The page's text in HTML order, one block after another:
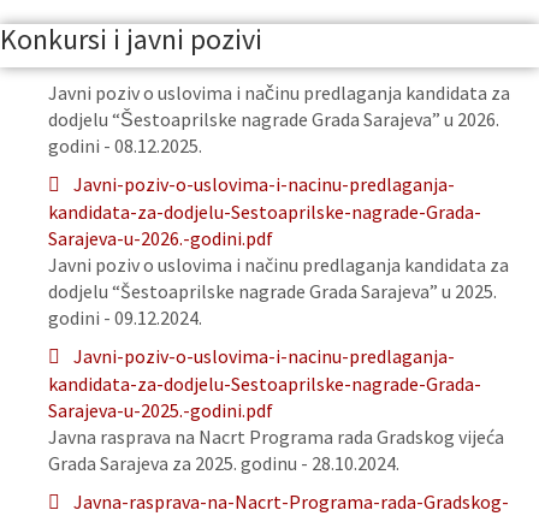
Konkursi i javni pozivi
Javni poziv o uslovima i načinu predlaganja kandidata za
dodjelu “Šestoaprilske nagrade Grada Sarajeva” u 2026.
godini - 08.12.2025.
Javni-poziv-o-uslovima-i-nacinu-predlaganja-
kandidata-za-dodjelu-Sestoaprilske-nagrade-Grada-
Sarajeva-u-2026.-godini.pdf
Javni poziv o uslovima i načinu predlaganja kandidata za
dodjelu “Šestoaprilske nagrade Grada Sarajeva” u 2025.
godini - 09.12.2024.
Javni-poziv-o-uslovima-i-nacinu-predlaganja-
kandidata-za-dodjelu-Sestoaprilske-nagrade-Grada-
Sarajeva-u-2025.-godini.pdf
Javna rasprava na Nacrt Programa rada Gradskog vijeća
Grada Sarajeva za 2025. godinu - 28.10.2024.
Javna-rasprava-na-Nacrt-Programa-rada-Gradskog-